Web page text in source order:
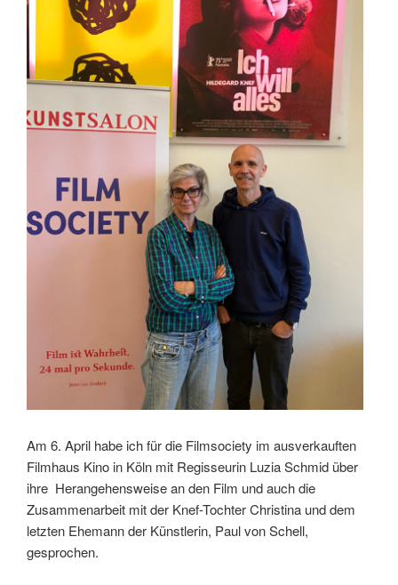
Am 6. April habe ich für die Filmsociety im ausverkauften
Filmhaus Kino in Köln mit Regisseurin Luzia Schmid über
ihre Herangehensweise an den Film und auch die
Zusammenarbeit mit der Knef-Tochter Christina und dem
letzten Ehemann der Künstlerin, Paul von Schell,
gesprochen.